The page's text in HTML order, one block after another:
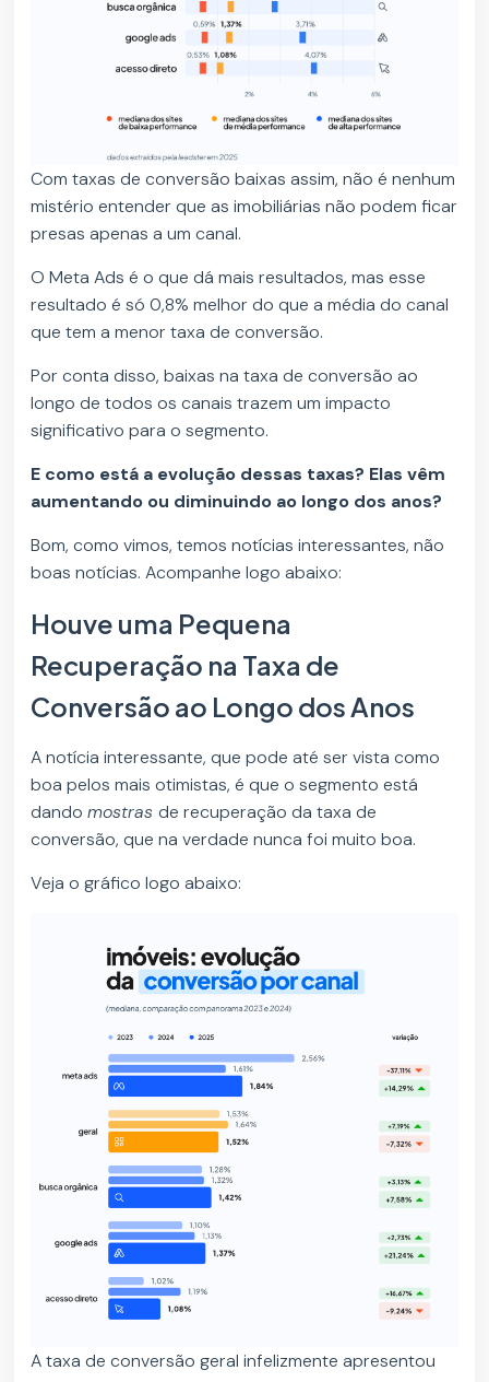
Com taxas de conversão baixas assim, não é nenhum
mistério entender que as imobiliárias não podem ficar
presas apenas a um canal.
O Meta Ads é o que dá mais resultados, mas esse
resultado é só 0,8% melhor do que a média do canal
que tem a menor taxa de conversão.
Por conta disso, baixas na taxa de conversão ao
longo de todos os canais trazem um impacto
significativo para o segmento.
E como está a evolução dessas taxas? Elas vêm
aumentando ou diminuindo ao longo dos anos?
Bom, como vimos, temos notícias interessantes, não
boas notícias. Acompanhe logo abaixo:
Houve uma Pequena
Recuperação na Taxa de
Conversão ao Longo dos Anos
A notícia interessante, que pode até ser vista como
boa pelos mais otimistas, é que o segmento está
dandomostrasde recuperação da taxa de
conversão, que na verdade nunca foi muito boa.
Veja o gráfico logo abaixo:
A taxa de conversão geral infelizmente apresentou